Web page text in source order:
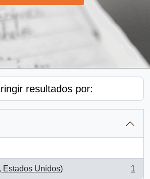
resultados por:
Estados Unidos) 1